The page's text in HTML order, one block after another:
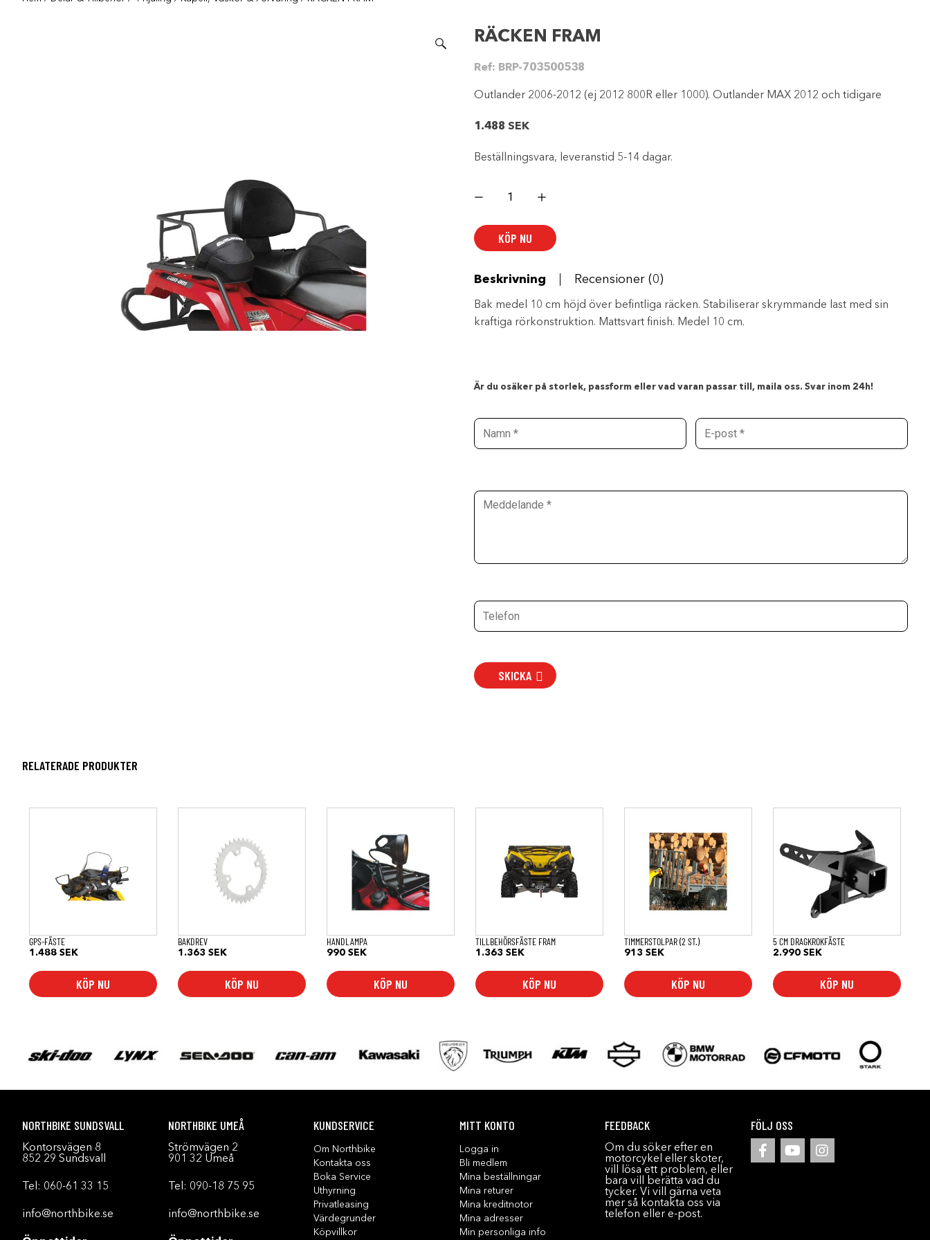
RÄCKEN FRAM
Ref: BRP-703500538
Outlander 2006-2012 (ej 2012 800R eller 1000). Outlander MAX 2012 och tidigare
1.488 SEK
Beställningsvara, leveranstid 5-14 dagar.
FRAM
KÖP NU
Beskrivning Recensioner (0)
Bak medel 10 cm höjd över befintliga räcken. Stabiliserar skrymmande last med sin
kraftiga rörkonstruktion. Mattsvart finish. Medel 10 cm.
Är du osäker på storlek, passform eller vad varan passar till, maila oss. Svar inom 24h!
SKICKA
RELATERADE PRODUKTER
GPS-FÄSTE
1.488 SEK
KÖP NU
BAKDREV
1.363SEK
KÖP NU
HANDLAMPA
990SEK
KÖP NU
TILLBEHÖRSFÄSTE FRAM
1.363SEK
KÖP NU
TIMMERSTOLPAR (2 ST.)
913SEK
KÖP NU
5 CM DRAGKROKFÄSTE
2.990SEK
KÖP NU
NORTHBIKE SUNDSVALL
Kontorsvägen 8
852 29 Sundsvall
Tel: 060-61 33 15
info@northbike.se
NORTHBIKE UMEÅ
Strömvägen 2
901 32 Umeå
Tel: 090-18 75 95
info@northbike.se
KUNDSERVICE
Om Northbike
Kontakta oss
Boka Service
Uthyrning
Privatleasing
Värdegrunder
Köpvillkor
MITT KONTO
Logga in
Bli medlem
Mina beställningar
Mina returer
Mina kreditnotor
Mina adresser
Min personliga info
FEEDBACK
Om du söker efter en
motorcykel eller skoter,
vill lösa ett problem, eller
bara vill berätta vad du
tycker. Vi vill gärna veta
mer så kontakta oss via
telefon eller e-post.
FÖLJ OSS